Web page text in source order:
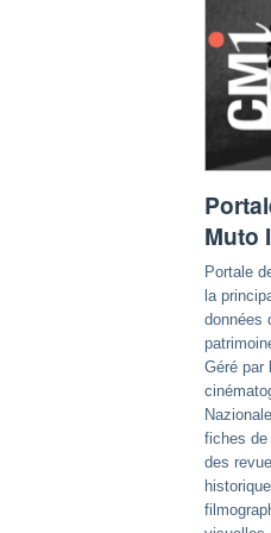
Muto
Portale
la
données
Géré par
fiches de
des